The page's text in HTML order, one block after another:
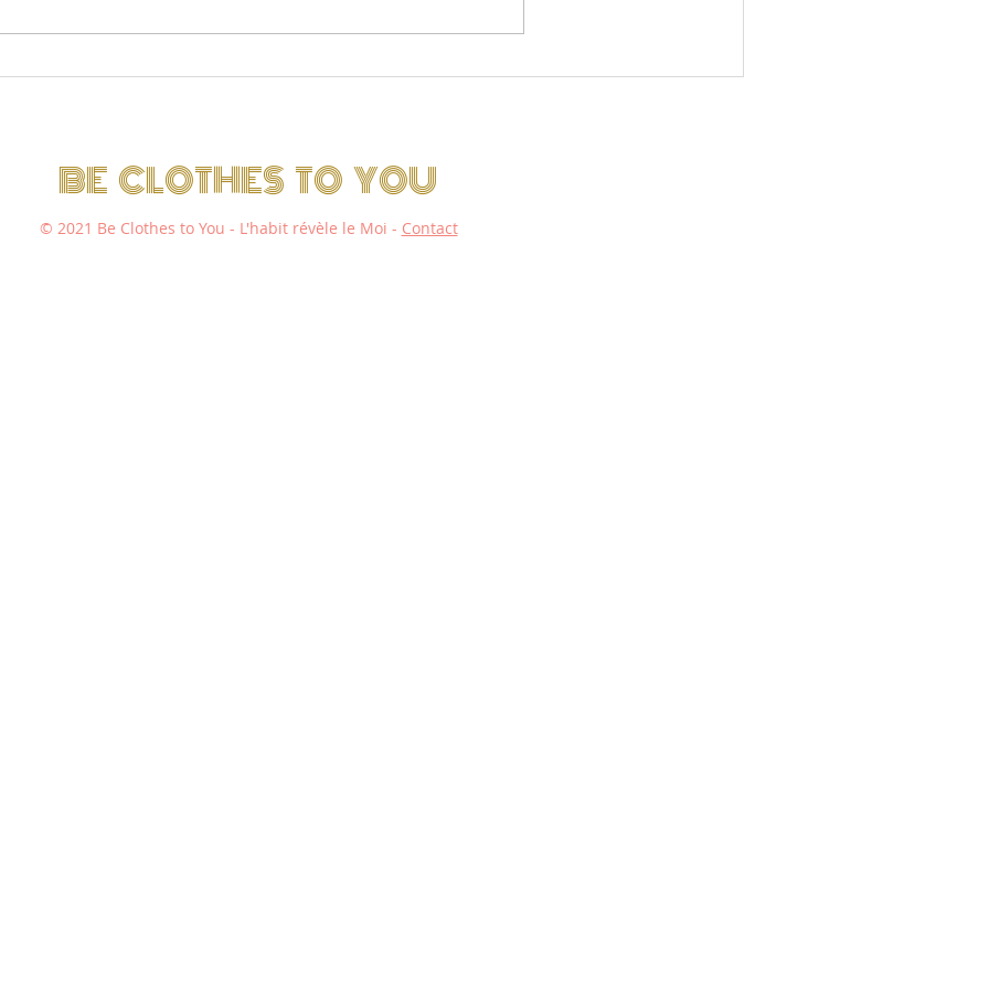
BE CLOTHES TO YOU
© 2021 Be Clothes to You - L'habit révèle le Moi - Contact